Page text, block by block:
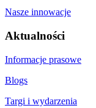
Nasze innowacje
Aktualności
Informacje prasowe
Blogs
Targi i wydarzenia